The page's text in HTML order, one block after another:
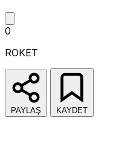
0
ROKET
PAYLAŞ KAYDET